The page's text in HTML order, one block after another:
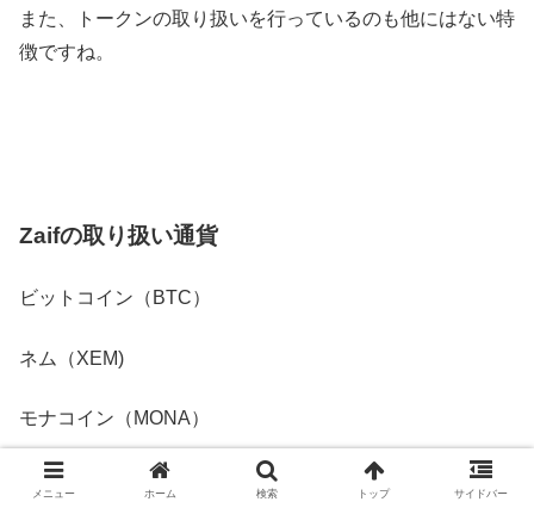
また、トークンの取り扱いを行っているのも他にはない特
徴ですね。
Zaifの取り扱い通貨
ビットコイン（BTC）
ネム（XEM)
モナコイン（MONA）
イーサリアム（ETH）
メニュー ホーム 検索 トップ サイドバー